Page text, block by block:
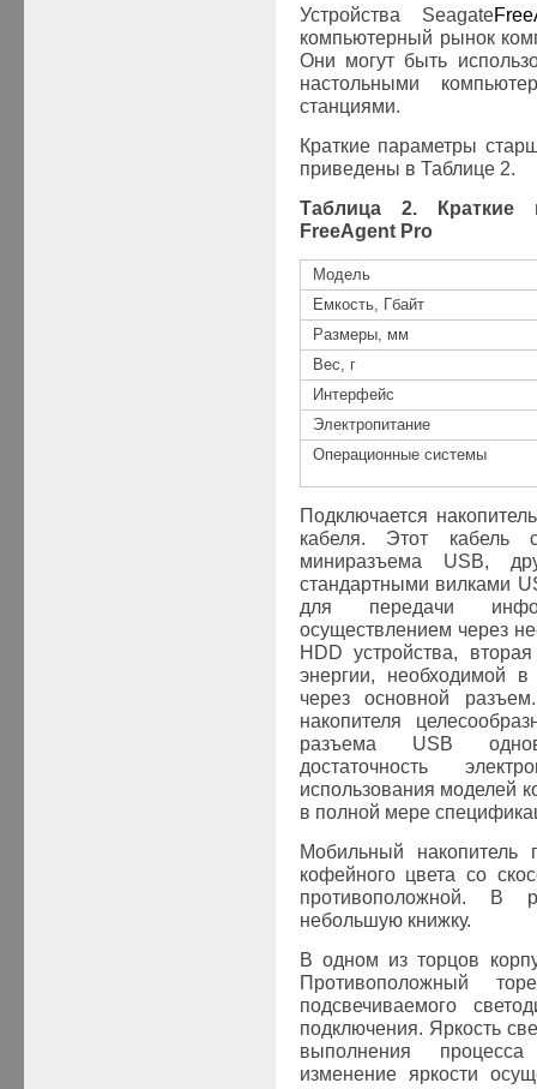
Устройства Seagate
компьютерный рынок
Они могут быть
настольными
станциями.
Краткие параметры
приведены в Таблице 2.
Таблица 2. Краткие
FreeAgent Pro
Модель
Емкость, Гбайт
Размеры, мм
Вес, г
Интерфейс
Электропитание
Операционные системы
Подключается
кабеля. Этот кабель
миниразъема USB,
стандартными вилками
для передачи
осуществлением через
HDD устройства,
энергии, необходимой в
через основной
накопителя
разъема USB
достаточность
использования моделей
в полной мере
Мобильный накопитель
кофейного цвета со
противоположной. В
небольшую книжку.
В одном из торцов
Противоположный
подсвечиваемого
подключения. Яркость
выполнения
изменение яркости